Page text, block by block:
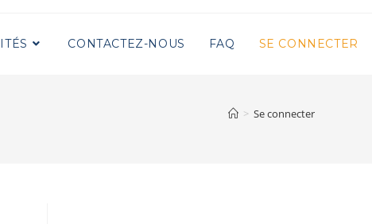
CONTACTEZ-NOUS FAQ SE CONNECTER
> Se connecter